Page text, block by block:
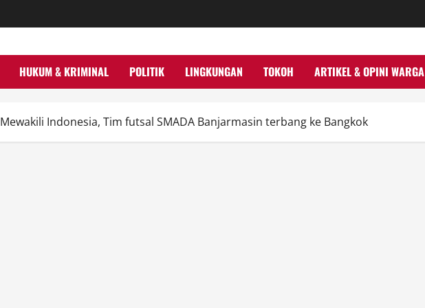
HUKUM & KRIMINAL POLITIK LINGKUNGAN TOKOH ARTIKEL & OPINI WARGA
Mewakili Indonesia, Tim futsal SMADA Banjarmasin terbang ke Bangkok